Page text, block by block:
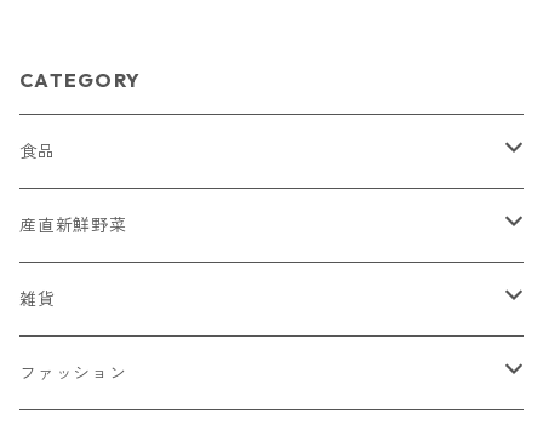
CATEGORY
食品
菓子
蕎麦ころりん
そば
市兵衛そば
加工品
産直新鮮野菜
おまかせ新鮮野菜詰め合わせ
とうもろこし
雑貨
Moccai
ファッション